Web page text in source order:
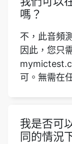
嗎？
不，此音頻
因此，您只
可。無需在
我是否可
同的情況